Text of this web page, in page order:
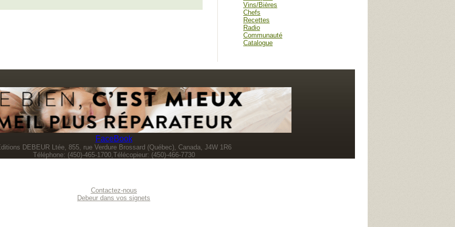
Vins/Bières
Chefs
Recettes
Radio
Communauté
Catalogue
FaceBook
DEBEUR Ltée, 855, rue Verdure Brossard (Québec), Canada, J4W 1R6
Téléphone: (450)-465-1700,Télécopieur: (450)-466-7730
Contactez-nous
Debeur dans vos signets